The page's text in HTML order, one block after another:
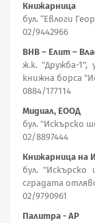
Книжарница
бул. “Евлоги
02/9442966
ВНВ – Елит –
ж.к. "Дружба-
книжна борса
0884/177114
Мидиал, ЕООД
бул. "Искърско
02/8897444
Книжарница на
бул.
сградата
02/9790961
Палитра - АР